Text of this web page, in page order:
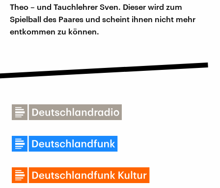
Theo – und Tauchlehrer Sven. Dieser wird zum
Spielball des Paares und scheint ihnen nicht mehr
entkommen zu können.